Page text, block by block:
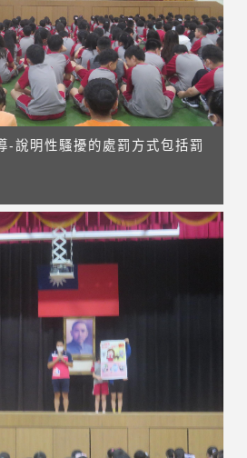
-說明性騷擾的處罰方式包括罰